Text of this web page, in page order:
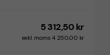
5 312,50 kr
exkl. moms 4 250,00 kr